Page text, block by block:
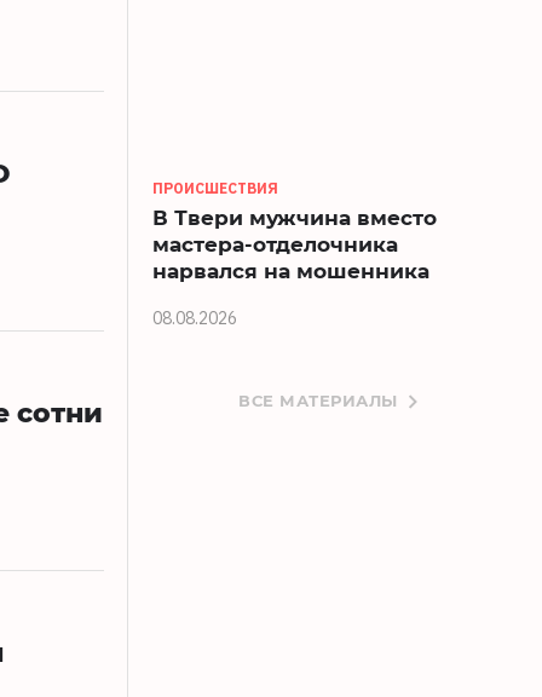
сотни
ПРОИСШЕСТВИЯ
В Твери мужчина вместо
мастера-отделочника
нарвался на мошенника
08.08.2026
ВСЕ МАТЕРИАЛЫ